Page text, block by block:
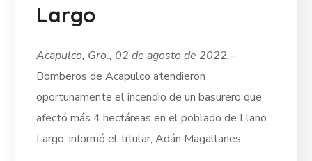
Largo
Acapulco, Gro., 02 de agosto de 2022.–
Bomberos de Acapulco atendieron
oportunamente el incendio de un basurero que
afectó más 4 hectáreas en el poblado de Llano
Largo, informó el titular, Adán Magallanes.